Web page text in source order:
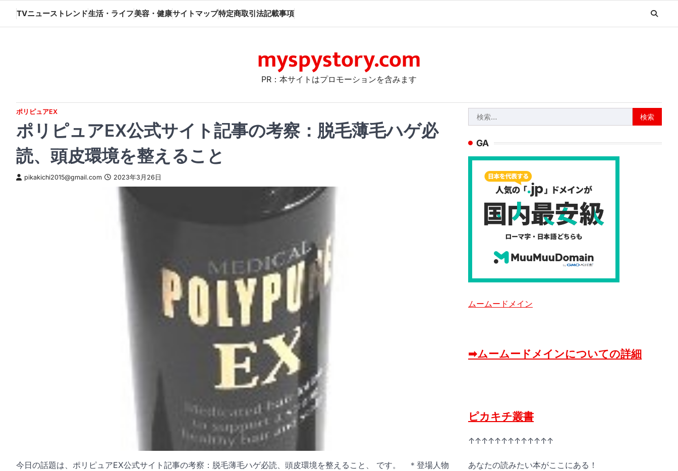
content
TVニューストレンド生活・ライフ美容・健康サイトマップ特定商取引法記載事項
myspystory.com
PR：本サイトはプロモーションを含みます
ポリピュアEX
ポリピュアEX公式サイト記事の考察：脱毛薄毛ハゲ必
読、頭皮環境を整えること
pikakichi2015@gmail.com 2023年3月26日
今日の話題は、ポリピュアEX公式サイト記事の考察：脱毛薄毛ハゲ必読、頭皮環境を整えること、 です。 ＊登場人物
索:
GA
ムームードメイン
➡ムームードメインについての詳細
ピカキチ叢書
↑↑↑↑↑↑↑↑↑↑↑↑↑
あなたの読みたい本がここにある！